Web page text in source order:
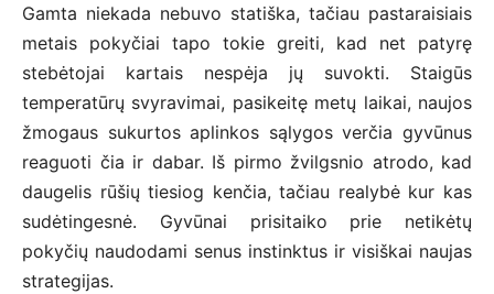
Gamta niekada nebuvo statiška, tačiau pastaraisiais
metais pokyčiai tapo tokie greiti, kad net patyrę
stebėtojai kartais nespėja jų suvokti. Staigūs
temperatūrų svyravimai, pasikeitę metų laikai, naujos
žmogaus sukurtos aplinkos sąlygos verčia gyvūnus
reaguoti čia ir dabar. Iš pirmo žvilgsnio atrodo, kad
daugelis rūšių tiesiog kenčia, tačiau realybė kur kas
sudėtingesnė. Gyvūnai prisitaiko prie netikėtų
pokyčių naudodami senus instinktus ir visiškai naujas
strategijas.